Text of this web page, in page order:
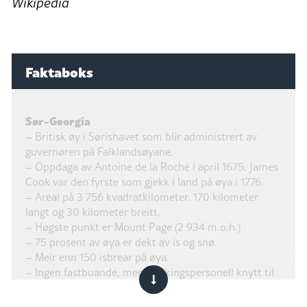
Faktaboks
Sør-Georgia
– Britisk øy i Sørishavet som blir administrert av
guvernøren på Falklandsøyane.
– Oppdaga av Antoine de la Roché i april 1675. James
Cook var den fyrste som gjekk i land på øya i 1776.
– Areal på 3 756 kvadratkilometer. 170 kilometer
langt og 30 kilometer breitt.
– Høgste punkt er Mount Page (2 934 m.o.h.)
– 75 prosent av øya er dekt av is og snø.
– Meir enn 150 isbrear på øya.
– Ingen fastbuande, men forskingspersonell knytt til
museumsdrift og forskingsstasjonane Birdøya og